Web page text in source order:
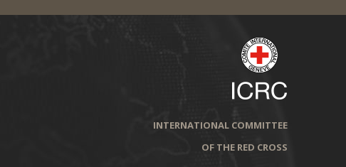
INTERNATIONAL COMMITTEE
OF THE RED CROSS